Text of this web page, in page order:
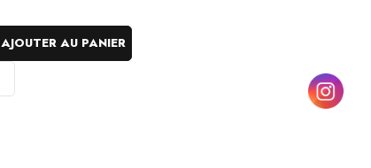
AJOUTER AU PANIER